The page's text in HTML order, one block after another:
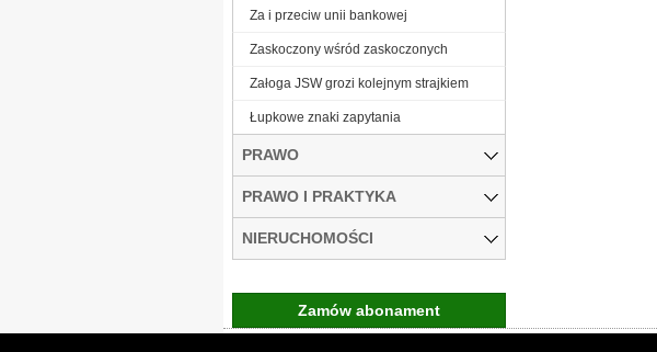
Za i przeciw unii bankowej
Zaskoczony wśród zaskoczonych
Załoga JSW grozi kolejnym strajkiem
Łupkowe znaki zapytania
PRAWO
PRAWO I PRAKTYKA
NIERUCHOMOŚCI
Zamów abonament